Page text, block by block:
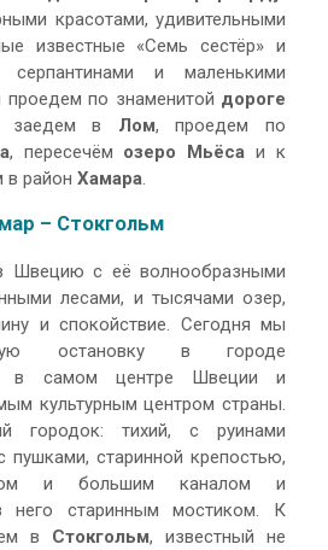
красотами, удивительными
известные «Семь сестёр» и
серпантинами и маленькими
по знаменитой дороге
заедем в Лом, проедем по
, пересечём озеро Мьёса и к
в район Хамара
– Стокгольм
Швецию с её волнообразными
лесами, и тысячами озер,
и спокойствие. Сегодня мы
остановку в городе
в самом центре Швеции и
культурным центром страны.
городок: тихий, с руинами
пушками, старинной крепостью,
и большим каналом и
него старинным мостиком. К
в Стокгольм, известный не